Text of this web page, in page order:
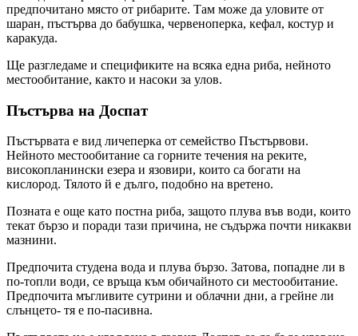
предпочитано място от рибарите. Там може да уловите от
шаран, пъстърва до бабушка, червеноперка, кефал, костур и
каракуда.
Ще разгледаме и спецификите на всяка една риба, нейното
местообитание, както и насоки за улов.
Пъстърва на Доспат
Пъстървата е вид личеперка от семейство Пъстървови.
Нейното местообитание са горните течения на реките,
високопланински езера и язовири, които са богати на
кислород. Тялото й е дълго, подобно на вретено.
Позната е още като постна риба, защото плува във води, които
текат бързо и поради тази причина, не съдържа почти никакви
мазнини.
Предпочита студена вода и плува бързо. Затова, попадне ли в
по-топли води, се връща към обичайното си местообитание.
Предпочита мъгливите сутрини и облачни дни, а грейне ли
слънцето- тя е по-пасивна.